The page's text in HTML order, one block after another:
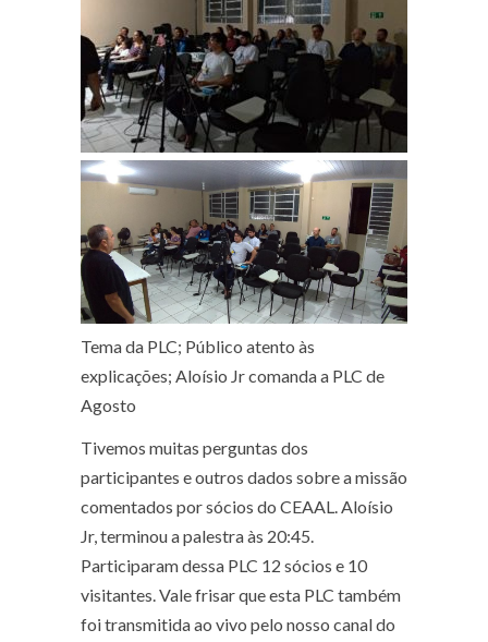
Tema da PLC; Público atento às
explicações; Aloísio Jr comanda a PLC de
Agosto
Tivemos muitas perguntas dos
participantes e outros dados sobre a missão
comentados por sócios do CEAAL. Aloísio
Jr, terminou a palestra às 20:45.
Participaram dessa PLC 12 sócios e 10
visitantes. Vale frisar que esta PLC também
foi transmitida ao vivo pelo nosso canal do